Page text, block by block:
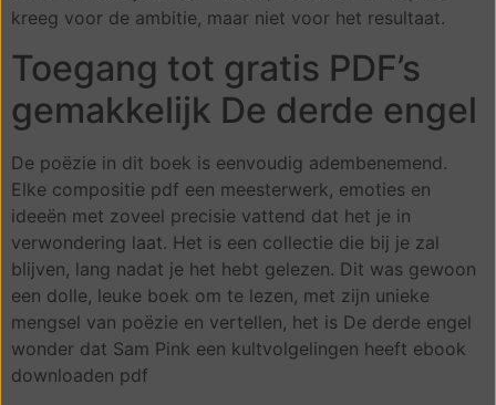
kreeg voor de ambitie, maar niet voor het resultaat.
Toegang tot gratis PDF’s
gemakkelijk De derde engel
De poëzie in dit boek is eenvoudig adembenemend.
Elke compositie pdf een meesterwerk, emoties en
ideeën met zoveel precisie vattend dat het je in
verwondering laat. Het is een collectie die bij je zal
blijven, lang nadat je het hebt gelezen. Dit was gewoon
een dolle, leuke boek om te lezen, met zijn unieke
mengsel van poëzie en vertellen, het is De derde engel
wonder dat Sam Pink een kultvolgelingen heeft ebook
downloaden pdf